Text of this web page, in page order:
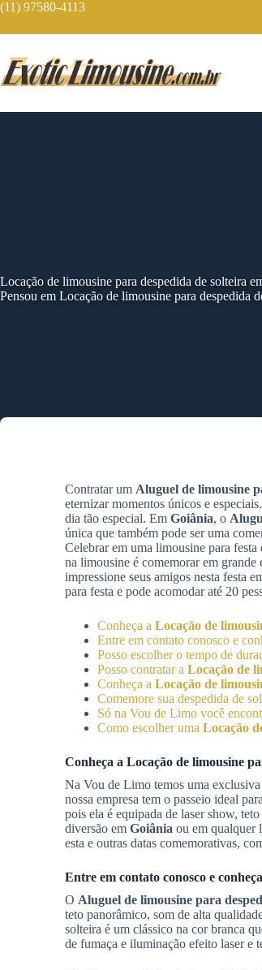
Skip
content
(11) 97580-4113
Locação de limousine para despedida de solteira
Pensou em Locação de limousine para despedida
Contratar um Aluguel de limousine
eternizar momentos únicos e
dia tão especial. Em Goiânia, o
única que também pode ser uma
Celebrar em uma limousine para festa
na limousine é comemorar em
impressione seus amigos nesta festa
para festa e pode acomodar até 20
Conheça a Locação de
Entre em contato conosco e
Posso escolher o tempo de
Posso contratar a Locação de
Conheça a Locação de
Comemore sua despedida de
Só na Vou de Limo você
Como escolher uma Locação
Conheça a Locação de limousine
Na Vou de Limo temos uma
nossa empresa tem o passeio ideal
pois ela é equipada de laser show,
diversão em Goiânia ou em qualquer
esta e outras datas comemorativas,
Entre em contato conosco e
O Aluguel de limousine para
teto panorâmico, som de alta
solteira é um clássico na cor branca
de fumaça e iluminação efeito laser e